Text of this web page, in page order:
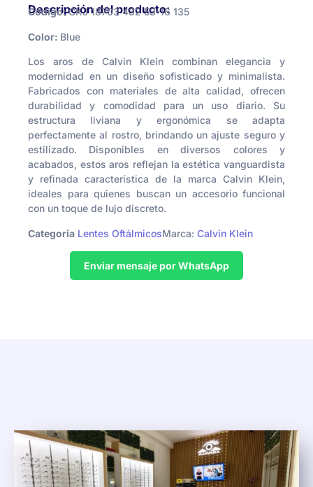
Descripción del producto:
Código:CKJ 18703 432 53-16 135
Color: Blue
Los aros de Calvin Klein combinan elegancia y
modernidad en un diseño sofisticado y minimalista.
Fabricados con materiales de alta calidad, ofrecen
durabilidad y comodidad para un uso diario. Su
estructura liviana y ergonómica se adapta
perfectamente al rostro, brindando un ajuste seguro y
estilizado. Disponibles en diversos colores y
acabados, estos aros reflejan la estética vanguardista
y refinada característica de la marca Calvin Klein,
ideales para quienes buscan un accesorio funcional
con un toque de lujo discreto.
Categoria Lentes OftálmicosMarca: Calvin Klein
Enviar mensaje por WhatsApp